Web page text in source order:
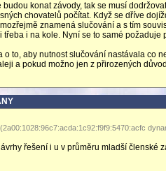
konat závody, tak se musí
chovatelů počítat. Když se dříve
znamená slučování a s tím
i na kole. Nyní se to samé
to, aby nutnost slučování nastávala co
a pokud možno jen z přirozených
(2a00:1028:96c7:acda:1c92:f9f9:5470:acfc
řešení i u v průměru mladší členské